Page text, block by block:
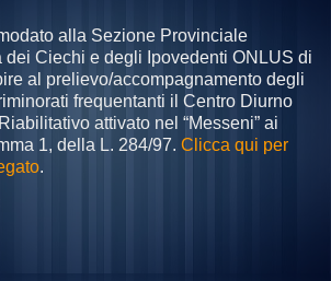
alla Sezione Provinciale
dei Ciechi e degli Ipovedenti ONLUS di
al prelievo/accompagnamento degli
frequentanti il Centro Diurno
attivato nel “Messeni” ai
1, della L. 284/97. Clicca qui per
.